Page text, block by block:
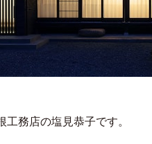
工務店の塩見恭子です。